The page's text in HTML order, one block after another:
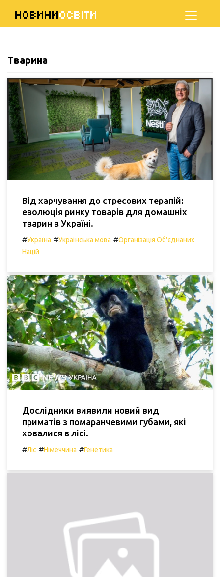
НОВИНИОСВІТИ
Тварина
Від харчування до стресових терапій:
еволюція ринку товарів для домашніх
тварин в Україні.
#Україна #Українська мова #Організація Об'єднаних
Націй
Дослідники виявили новий вид
приматів з помаранчевими губами, які
ховалися в лісі.
#Ліс #Німеччина #Генетика